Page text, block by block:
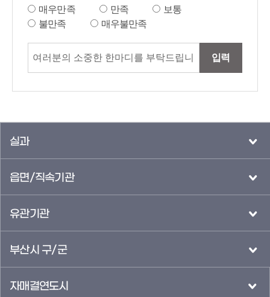
매우만족 만족
보통
불만족
매우불만족
입력
실과
읍면/직속기관
유관기관
부산시 구/군
자매결연도시